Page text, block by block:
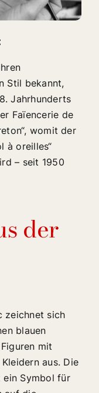
Stil bekannt,
Jahrhunderts
Faïencerie de
womit der
à oreilles“
– seit 1950
der
zeichnet sich
blauen
mit
aus. Die
ein Symbol für